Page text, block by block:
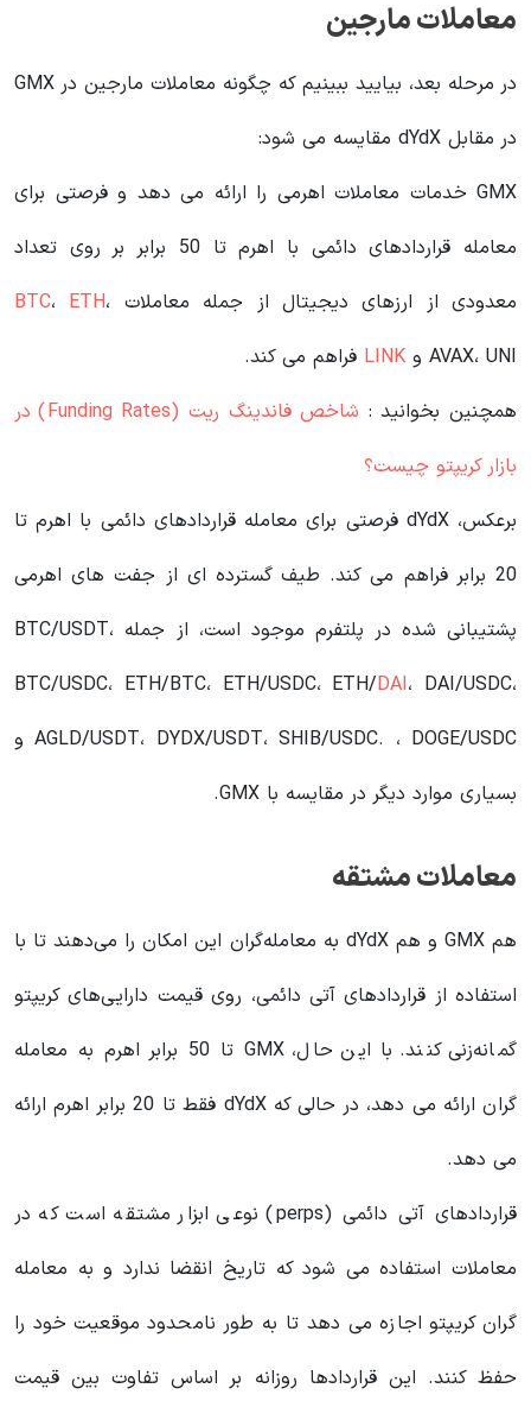
معاملات مارجین
در مرحله بعد، بیایید ببینیم که چگونه معاملات مارجین در GMX
در مقابل dYdX مقایسه می شود:
GMX خدمات معاملات اهرمی را ارائه می دهد و فرصتی برای
معامله قراردادهای دائمی با اهرم تا 50 برابر بر روی تعداد
معدودی از ارزهای دیجیتال از جمله معاملات
BTC، ETH،
AVAX، UNI و
LINK فراهم می کند.
همچنین بخوانید :
شاخص فاندینگ ریت (Funding Rates) در
بازار کریپتو چیست؟
برعکس، dYdX فرصتی برای معامله قراردادهای دائمی با اهرم تا
20 برابر فراهم می کند. طیف گسترده ای از جفت های اهرمی
پشتیبانی شده در پلتفرم موجود است، از جمله BTC/USDT،
BTC/USDC، ETH/BTC، ETH/USDC، ETH/DAI، DAI/USDC،
AGLD/USDT، DYDX/USDT، SHIB/USDC. ، DOGE/USDC و
بسیاری موارد دیگر در مقایسه با GMX.
معاملات مشتقه
هم GMX و هم dYdX به معامله‌گران این امکان را می‌دهند تا با
استفاده از قراردادهای آتی دائمی، روی قیمت دارایی‌های کریپتو
گمانه‌زنی کنند. با این حال، GMX تا 50 برابر اهرم به معامله
گران ارائه می دهد، در حالی که dYdX فقط تا 20 برابر اهرم ارائه
می دهد.
قراردادهای آتی دائمی (perps) نوعی ابزار مشتقه است که در
معاملات استفاده می شود که تاریخ انقضا ندارد و به معامله
گران کریپتو اجازه می دهد تا به طور نامحدود موقعیت خود را
حفظ کنند. این قراردادها روزانه بر اساس تفاوت بین قیمت